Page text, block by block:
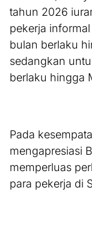
tahun 2026
pekerja
bulan berlaku
sedangkan
berlaku hingga
Pada
mengapresiasi
memperluas
para pekerja di